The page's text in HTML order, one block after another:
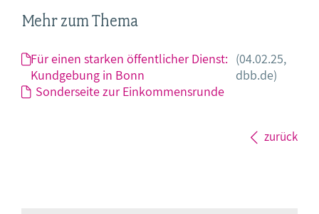
Mehr zum Thema
Für einen starken öffentlicher Dienst:
Kundgebung in Bonn
(04.02.25,
dbb.de)
Sonderseite zur Einkommensrunde
zurück